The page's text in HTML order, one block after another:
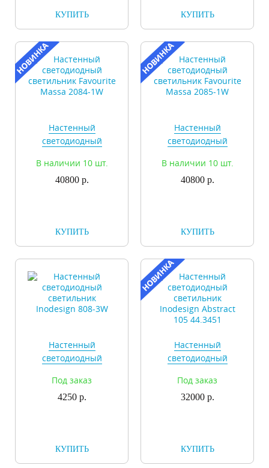
КУПИТЬ КУПИТЬ
Настенный
светодиодный
Massa 2084-1W
В наличии 10 шт.
40800 р.
КУПИТЬ
Настенный
светодиодный
Massa 2085-1W
В наличии 10 шт.
40800 р.
КУПИТЬ
Настенный
светодиодный
Inodesign 808-3W
Под заказ
4250 р.
КУПИТЬ
Настенный
светодиодный
Inodesign Abstract
105 44.3451
Под заказ
32000 р.
КУПИТЬ